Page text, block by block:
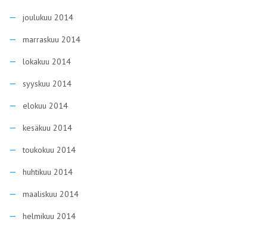
joulukuu 2014
marraskuu 2014
lokakuu 2014
syyskuu 2014
elokuu 2014
kesäkuu 2014
toukokuu 2014
huhtikuu 2014
maaliskuu 2014
helmikuu 2014